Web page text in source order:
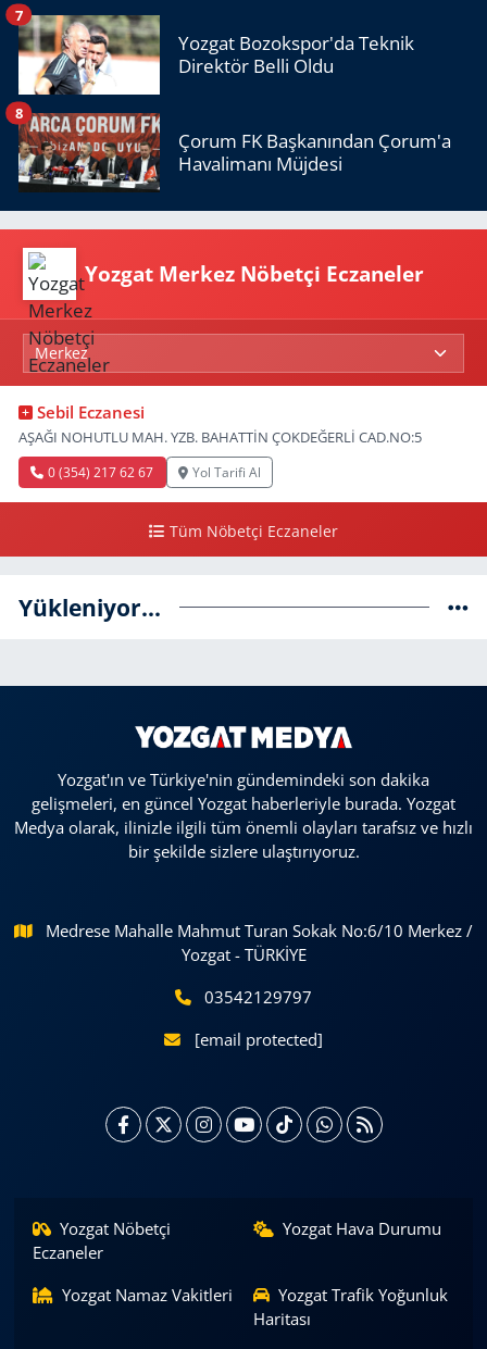
Yozgat Bozokspor'da Teknik
Direktör Belli Oldu
7
Çorum FK Başkanından Çorum'a
Havalimanı Müjdesi
8
Yozgat Merkez Nöbetçi Eczaneler
Sebil Eczanesi
AŞAĞI NOHUTLU MAH. YZB. BAHATTİN ÇOKDEĞERLİ CAD.NO:5
0 (354) 217 62 67 Yol Tarifi Al
Tüm Nöbetçi Eczaneler
Yükleniyor...
Yozgat'ın ve Türkiye'nin gündemindeki son dakika
gelişmeleri, en güncel Yozgat haberleriyle burada. Yozgat
Medya olarak, ilinizle ilgili tüm önemli olayları tarafsız ve hızlı
bir şekilde sizlere ulaştırıyoruz.
Medrese Mahalle Mahmut Turan Sokak No:6/10 Merkez /
Yozgat - TÜRKİYE
03542129797
[email protected]
Yozgat Nöbetçi
Eczaneler
Yozgat Hava Durumu
Yozgat Namaz Vakitleri
Yozgat Trafik Yoğunluk
Haritası